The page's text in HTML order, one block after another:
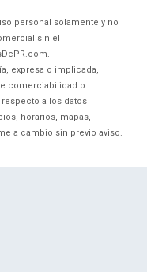
personal solamente y no
sin el
expresa o implicada,
comerciabilidad o
a los datos
horarios, mapas,
a cambio sin previo aviso.